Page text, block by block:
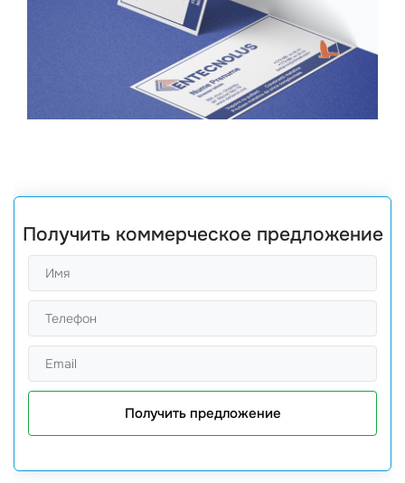
Получить коммерческое предложение
Получить предложение